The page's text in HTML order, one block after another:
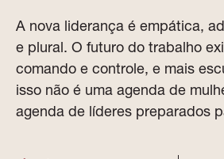
A nova liderança é empática,
e plural. O futuro do trabalho
comando e controle, e mais
isso não é uma agenda de
agenda de líderes preparados